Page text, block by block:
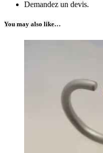
Demandez un devis.
You may also like…